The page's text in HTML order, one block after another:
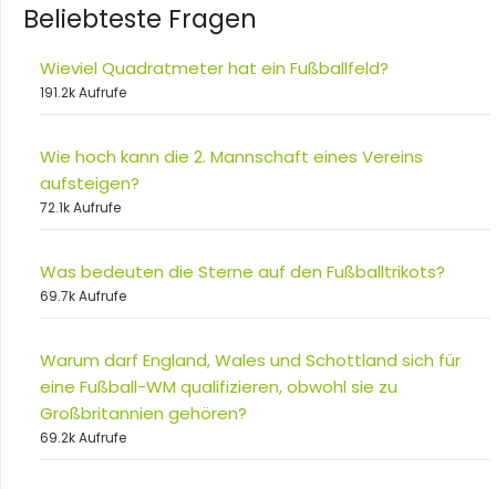
Beliebteste Fragen
Wieviel Quadratmeter hat ein Fußballfeld?
191.2k Aufrufe
Wie hoch kann die 2. Mannschaft eines Vereins
aufsteigen?
72.1k Aufrufe
Was bedeuten die Sterne auf den Fußballtrikots?
69.7k Aufrufe
Warum darf England, Wales und Schottland sich für
eine Fußball-WM qualifizieren, obwohl sie zu
Großbritannien gehören?
69.2k Aufrufe